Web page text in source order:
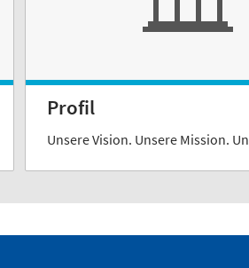
Profil
Unsere Vision. Unsere Mission.